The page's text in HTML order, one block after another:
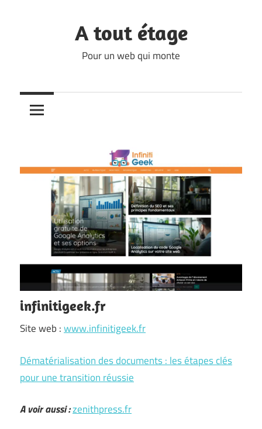
A tout étage
Pour un web qui monte
infinitigeek.fr
Site web :www.infinitigeek.fr
Dématérialisation des documents : les étapes clés
pour une transition réussie
A voir aussi :zenithpress.fr